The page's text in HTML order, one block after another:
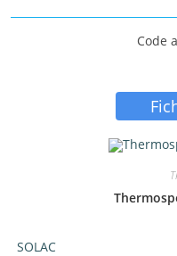
Code
SOLAC